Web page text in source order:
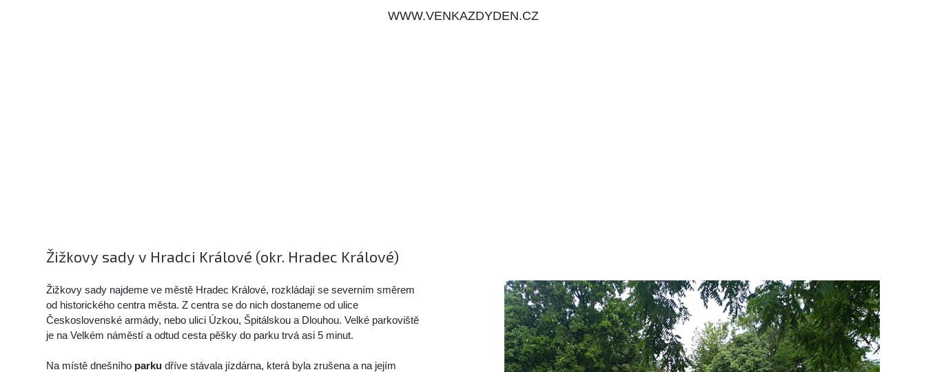
WWW.VENKAZDYDEN.CZ
Žižkovy sady v Hradci Králové (okr. Hradec Králové)
Žižkovy sady najdeme ve městě Hradec Králové, rozkládají se severním směrem
od historického centra města. Z centra se do nich dostaneme od ulice
Československé armády, nebo ulici Úzkou, Špitálskou a Dlouhou. Velké parkoviště
je na Velkém náměstí a odtud cesta pěšky do parku trvá asi 5 minut.
Na místě dnešního parku dříve stávala jízdárna, která byla zrušena a na jejím